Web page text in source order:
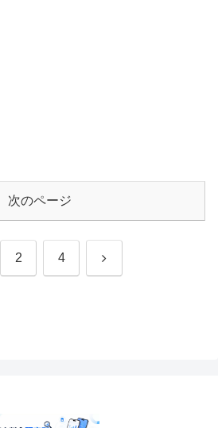
次のページ
2 4 次